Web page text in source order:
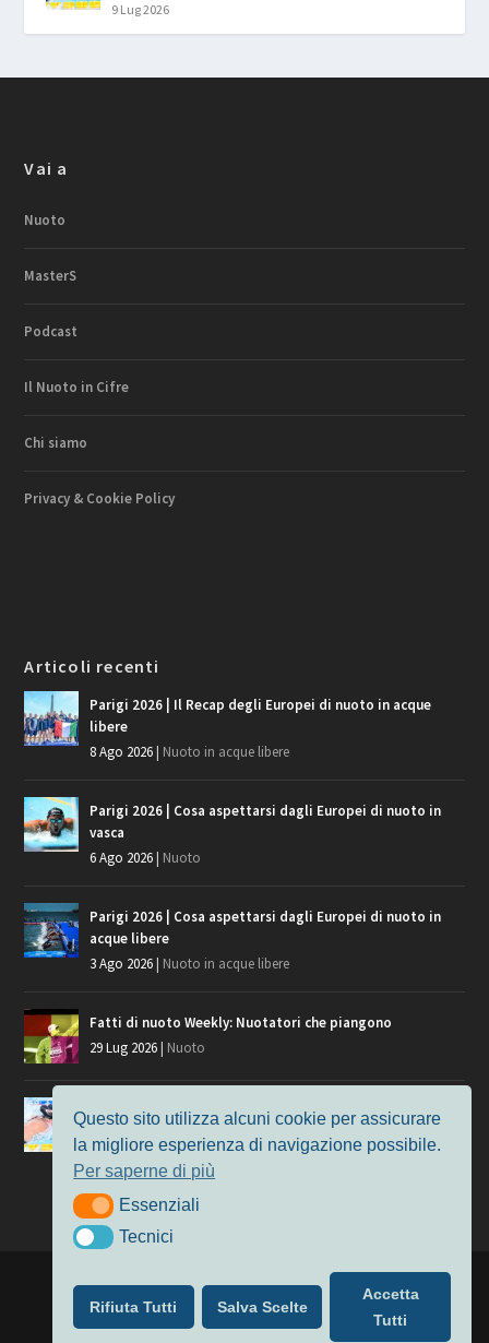
9 Lug 2026
Vai a
Nuoto
MasterS
Podcast
Il Nuoto in Cifre
Chi siamo
Privacy & Cookie Policy
Articoli recenti
Parigi 2026 | Il Recap degli Europei di nuoto in acque
libere
8 Ago 2026| Nuoto in acque libere
Parigi 2026 | Cosa aspettarsi dagli Europei di nuoto in
vasca
6 Ago 2026| Nuoto
Parigi 2026 | Cosa aspettarsi dagli Europei di nuoto in
acque libere
3 Ago 2026| Nuoto in acque libere
Fatti di nuoto Weekly: Nuotatori che piangono
29 Lug 2026| Nuoto
Giochi del Mediterraneo, i convocati del nuoto per
9 Lug 2026
Nuoto
| Alimentato da
Nuoto
MasterS Podcast Il Nuoto in Cifre
Privacy & Cookie Policy
Questo sito utilizza alcuni cookie per assicurare
la migliore esperienza di navigazione possibile.
Per saperne di più
EssenzialiEssenziali
TecniciTecnici
Rifiuta Tutti Salva Scelte
Accetta
Tutti